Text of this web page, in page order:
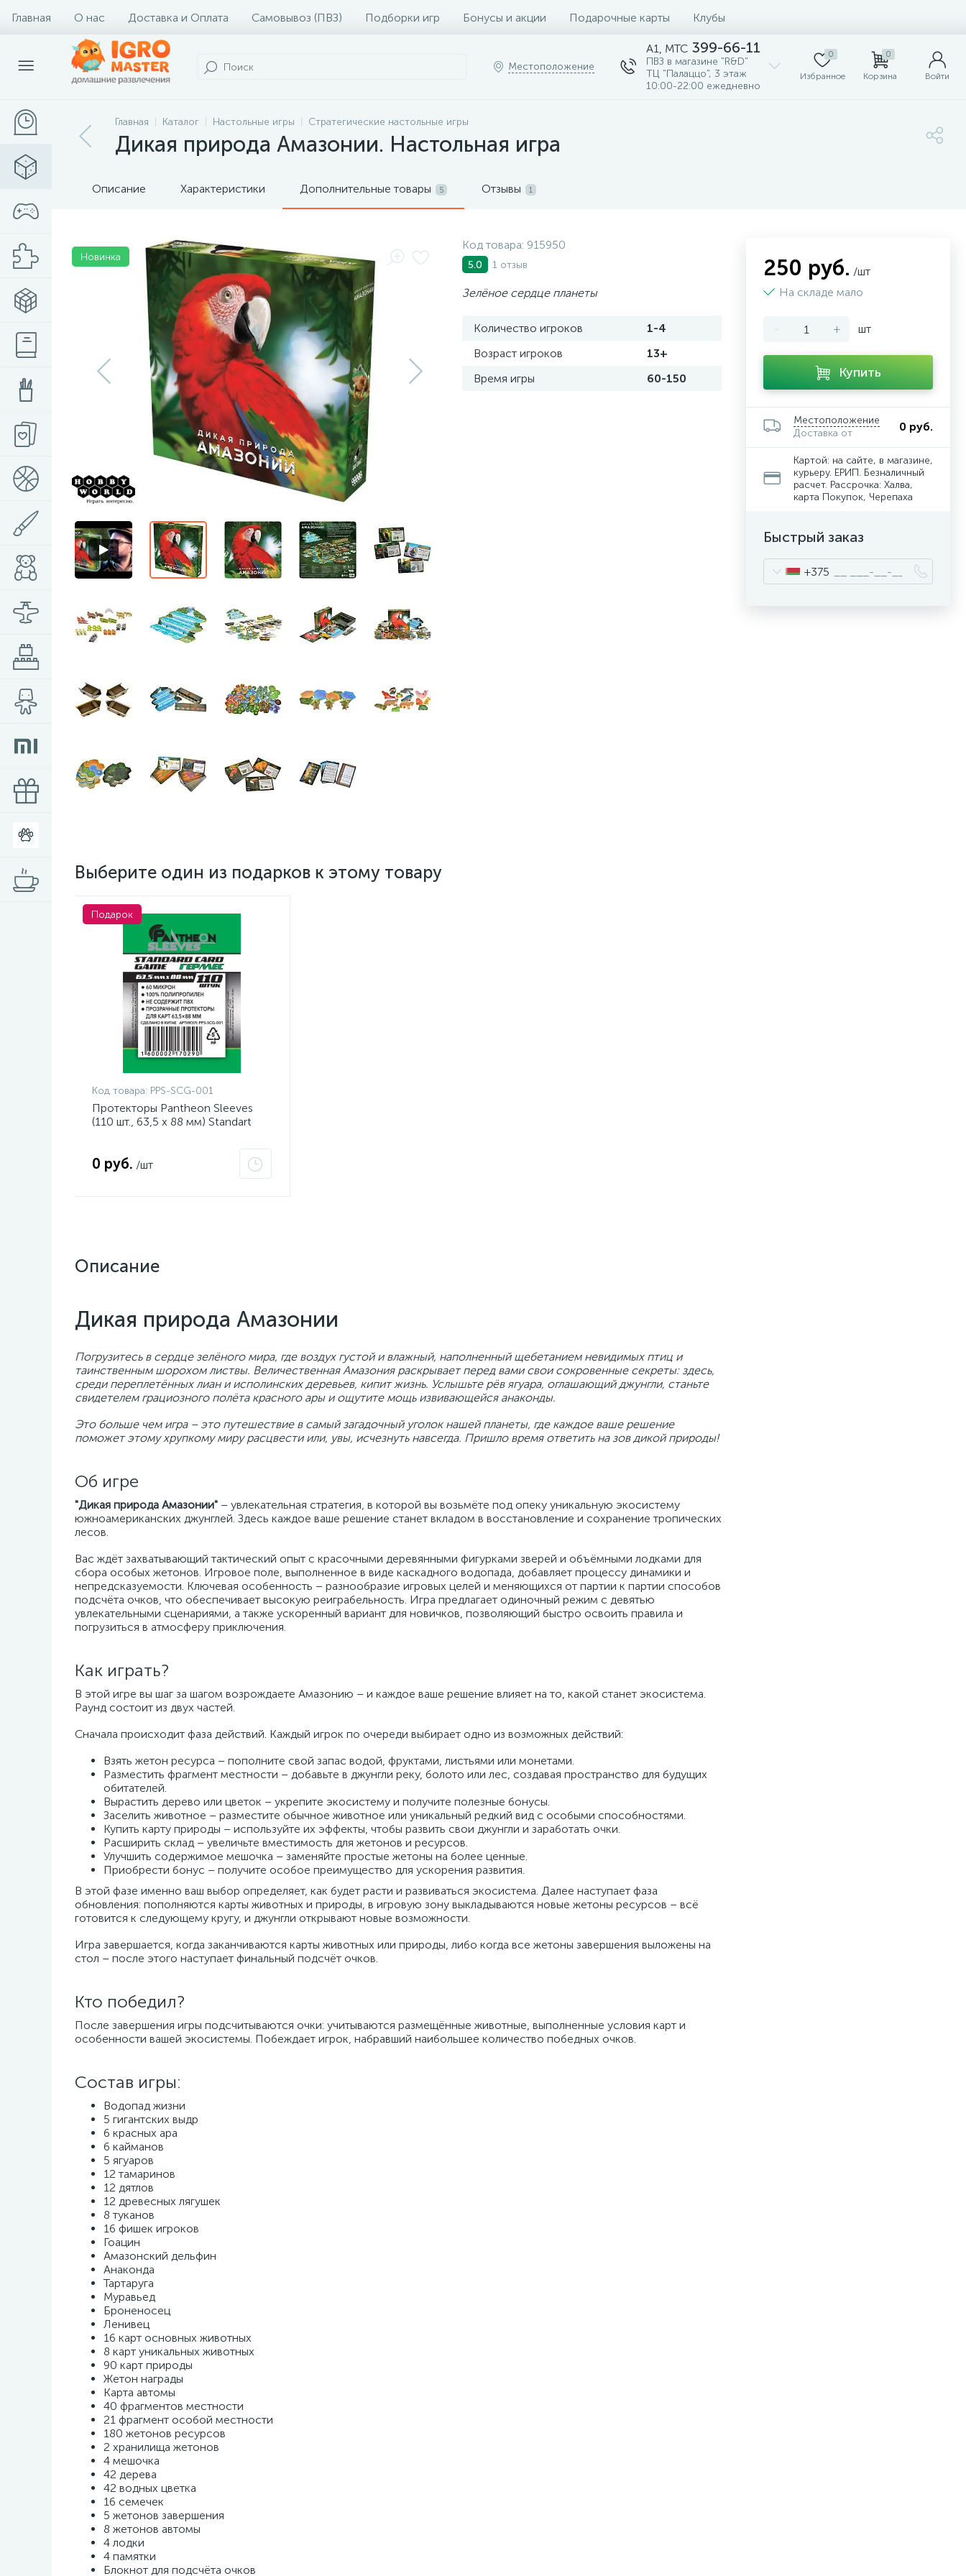
Главная О нас Доставка и Оплата Самовывоз (ПВЗ) Подборки игр Бонусы и акции Подарочные карты Клубы
Местоположение
A1, MTC 399-66-11
ПВЗ в магазине "R&D"
ТЦ "Палаццо", 3 этаж
10:00-22:00 ежедневно
0
Избранное
0
Корзина Войти
Главная Каталог Настольные игры Стратегические настольные игры
Дикая природа Амазонии. Настольная игра
Описание Характеристики Дополнительные товары 5 Отзывы 1
Новинка
Код товара: 915950
5.0 1 отзыв
Зелёное сердце планеты
Количество игроков
1-4
Возраст игроков
13+
Время игры
60-150
Выберите один из подарков к этому товару
Подарок
Код товара: PPS-SCG-001
Протекторы Pantheon Sleeves
(110 шт., 63,5 x 88 мм) Standart
0 руб. /шт
Описание
Дикая природа Амазонии
Погрузитесь в сердце зелёного мира, где воздух густой и влажный, наполненный щебетанием невидимых птиц и
таинственным шорохом листвы. Величественная Амазония раскрывает перед вами свои сокровенные секреты: здесь,
среди переплетённых лиан и исполинских деревьев, кипит жизнь. Услышьте рёв ягуара, оглашающий джунгли, станьте
свидетелем грациозного полёта красного ары и ощутите мощь извивающейся анаконды.
Это больше чем игра – это путешествие в самый загадочный уголок нашей планеты, где каждое ваше решение
поможет этому хрупкому миру расцвести или, увы, исчезнуть навсегда. Пришло время ответить на зов дикой природы!
Об игре
"Дикая природа Амазонии" – увлекательная стратегия, в которой вы возьмёте под опеку уникальную экосистему
южноамериканских джунглей. Здесь каждое ваше решение станет вкладом в восстановление и сохранение тропических
лесов.
Вас ждёт захватывающий тактический опыт с красочными деревянными фигурками зверей и объёмными лодками для
сбора особых жетонов. Игровое поле, выполненное в виде каскадного водопада, добавляет процессу динамики и
непредсказуемости. Ключевая особенность – разнообразие игровых целей и меняющихся от партии к партии способов
подсчёта очков, что обеспечивает высокую реиграбельность. Игра предлагает одиночный режим с девятью
увлекательными сценариями, а также ускоренный вариант для новичков, позволяющий быстро освоить правила и
погрузиться в атмосферу приключения.
Как играть?
В этой игре вы шаг за шагом возрождаете Амазонию – и каждое ваше решение влияет на то, какой станет экосистема.
Раунд состоит из двух частей.
Сначала происходит фаза действий. Каждый игрок по очереди выбирает одно из возможных действий:
Взять жетон ресурса – пополните свой запас водой, фруктами, листьями или монетами.
Разместить фрагмент местности – добавьте в джунгли реку, болото или лес, создавая пространство для будущих
обитателей.
Вырастить дерево или цветок – укрепите экосистему и получите полезные бонусы.
Заселить животное – разместите обычное животное или уникальный редкий вид с особыми способностями.
Купить карту природы – используйте их эффекты, чтобы развить свои джунгли и заработать очки.
Расширить склад – увеличьте вместимость для жетонов и ресурсов.
Улучшить содержимое мешочка – заменяйте простые жетоны на более ценные.
Приобрести бонус – получите особое преимущество для ускорения развития.
В этой фазе именно ваш выбор определяет, как будет расти и развиваться экосистема. Далее наступает фаза
обновления: пополняются карты животных и природы, в игровую зону выкладываются новые жетоны ресурсов – всё
готовится к следующему кругу, и джунгли открывают новые возможности.
Игра завершается, когда заканчиваются карты животных или природы, либо когда все жетоны завершения выложены на
стол – после этого наступает финальный подсчёт очков.
Кто победил?
После завершения игры подсчитываются очки: учитываются размещённые животные, выполненные условия карт и
особенности вашей экосистемы. Побеждает игрок, набравший наибольшее количество победных очков.
Состав игры:
Водопад жизни
5 гигантских выдр
6 красных ара
6 кайманов
5 ягуаров
12 тамаринов
12 дятлов
12 древесных лягушек
8 туканов
16 фишек игроков
Гоацин
Амазонский дельфин
Анаконда
Тартаруга
Муравьед
Броненосец
Ленивец
16 карт основных животных
8 карт уникальных животных
90 карт природы
Жетон награды
Карта автомы
40 фрагментов местности
21 фрагмент особой местности
180 жетонов ресурсов
2 хранилища жетонов
4 мешочка
42 дерева
42 водных цветка
16 семечек
5 жетонов завершения
8 жетонов автомы
4 лодки
4 памятки
Блокнот для подсчёта очков
250 руб. /шт
На складе мало
- + шт
Купить
Местоположение
Доставка от
0 руб.
Картой: на сайте, в магазине,
курьеру. ЕРИП. Безналичный
расчет. Рассрочка: Халва,
карта Покупок, Черепаха
Быстрый заказ
+375